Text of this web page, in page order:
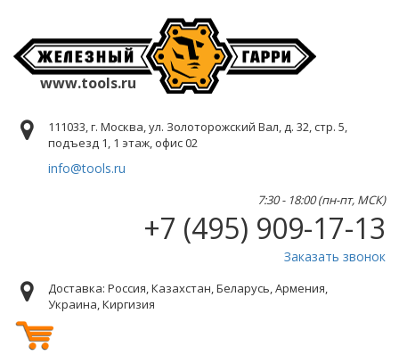
www.tools.ru
111033, г. Москва, ул. Золоторожский Вал, д. 32, стр. 5,
подъезд 1, 1 этаж, офис 02
info@tools.ru
7:30 - 18:00 (пн-пт, МСК)
+7 (495) 909-17-13
Заказать звонок
Доставка: Россия, Казахстан, Беларусь, Армения,
Украина, Киргизия